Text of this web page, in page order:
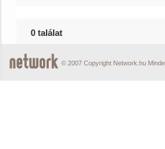
0 találat
© 2007 Copyright Network.hu